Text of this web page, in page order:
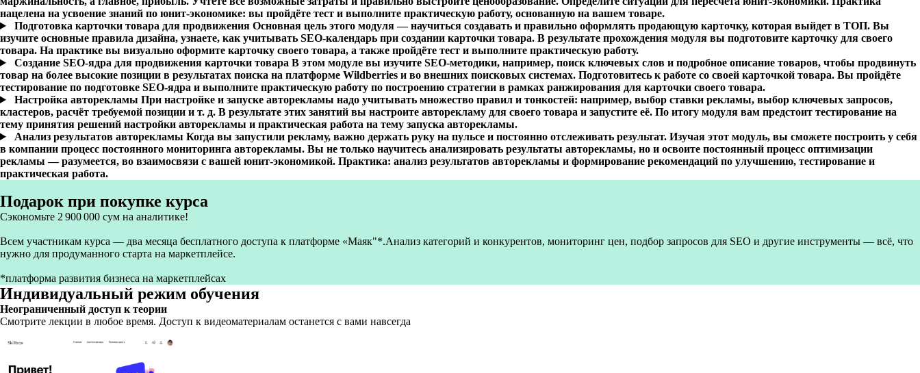
нацелена на усвоение знаний по юнит-экономике: вы пройдёте тест и выполните практическую работу, основанную на вашем товаре.
Подготовка карточки товара для продвижения Основная цель этого модуля — научиться создавать и правильно оформлять продающую карточку, которая выйдет в ТОП. Вы
изучите основные правила дизайна, узнаете, как учитывать SEO-календарь при создании карточки товара. В результате прохождения модуля вы подготовите карточку для своего
товара. На практике вы визуально оформите карточку своего товара, а также пройдёте тест и выполните практическую работу.
Создание SЕО-ядра для продвижения карточки товара В этом модуле вы изучите SEO-методики, например, поиск ключевых слов и подробное описание товаров, чтобы продвинуть
товар на более высокие позиции в результатах поиска на платформе Wildberries и во внешних поисковых системах. Подготовитесь к работе со своей карточкой товара. Вы пройдёте
тестирование по подготовке SEO-ядра и выполните практическую работу по построению стратегии в рамках ранжирования для карточки своего товара.
Настройка авторекламы При настройке и запуске авторекламы надо учитывать множество правил и тонкостей: например, выбор ставки рекламы, выбор ключевых запросов,
кластеров, расчёт требуемой позиции и т. д. В результате этих занятий вы настроите авторекламу для своего товара и запустите её. По итогу модуля вам предстоит тестирование на
тему принятия решений настройки авторекламы и практическая работа на тему запуска авторекламы.
Анализ результатов авторекламы Когда вы запустили рекламу, важно держать руку на пульсе и постоянно отслеживать результат. Изучая этот модуль, вы сможете построить у себя
в компании процесс постоянного мониторинга авторекламы. Вы не только научитесь анализировать результаты авторекламы, но и освоите постоянный процесс оптимизации
рекламы — разумеется, во взаимосвязи с вашей юнит-экономикой. Практика: анализ результатов авторекламы и формирование рекомендаций по улучшению, тестирование и
практическая работа.
Подарок при покупке курса
Сэкономьте 2 900 000 сум на аналитике!
Всем участникам курса — два месяца бесплатного доступа к платформе «Маяк"*.Анализ категорий и конкурентов, мониторинг цен, подбор запросов для SEO и другие инструменты — всё, что
нужно для продуманного старта на маркетплейсе.
*платформа развития бизнеса на маркетплейсах
Индивидуальный режим обучения
Неограниченный доступ к теории
Смотрите лекции в любое время. Доступ к видеоматериалам останется с вами навсегда